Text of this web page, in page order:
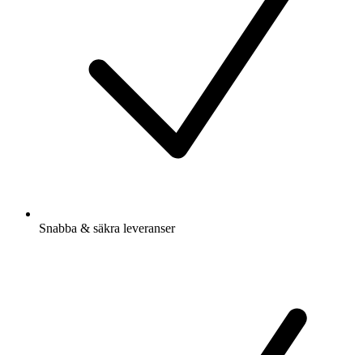
Snabba & säkra leveranser